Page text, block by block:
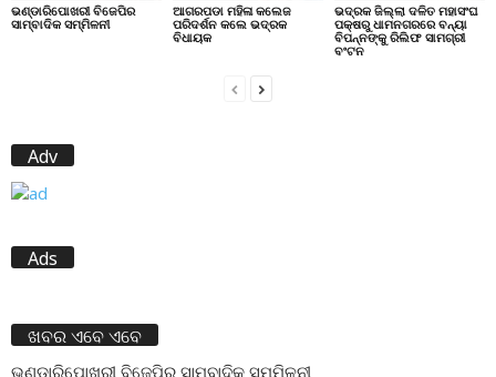
ଭଣ୍ଡାରିପୋଖରୀ ବିଜେପିର
ସାମ୍ବାଦିକ ସମ୍ମିଳନୀ
ଆଗରପଡା ମହିଳା କଲେଜ
ପରିଦର୍ଶନ କଲେ ଭଦ୍ରକ
ବିଧାୟକ
ଭଦ୍ରକ ଜିଲ୍ଲା ଦଳିତ ମହାସଂଘ
ପକ୍ଷରୁ ଧାମନଗରରେ ବନ୍ୟା
ବିପନ୍ନଙ୍କୁ ରିଲିଫ ସାମଗ୍ରୀ
ବଂଟନ
Adv
Ads
ଖବର ଏବେ ଏବେ
ଭଣ୍ଡାରିପୋଖରୀ ବିଜେପିର ସାମ୍ବାଦିକ ସମ୍ମିଳନୀ